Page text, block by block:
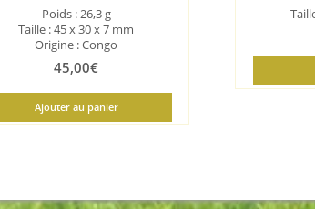
Poids : 26,3 g
Taille : 45 x 30 x 7 mm
Origine : Congo
45,00€
Ajouter au panier